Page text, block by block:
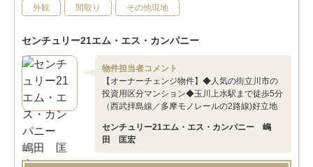
外観 間取り その他現地
センチュリー21エム・エス・カンパニー
物件担当者コメント
【オーナーチェンジ物件】◆人気の街立川市の
投資用区分マンション◆玉川上水駅まで徒歩5分
（西武拝島線／多摩モノレールの2路線)好立地
センチュリー21エム・エス・カンパニー 嶋
田 匡宏